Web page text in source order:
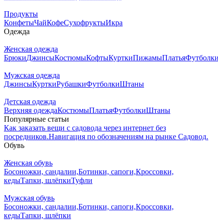
Продукты
КонфетыЧайКофеСухофруктыИкра
Одежда
Женская одежда
БрюкиДжинсыКостюмыКофтыКурткиПижамыПлатья
Мужская одежда
ДжинсыКурткиРубашкиФутболкиШтаны
Детская одежда
Верхняя одеждаКостюмыПлатьяФутболкиШтаны
Популярные статьи
Как заказать вещи с садовода через интернет без
посредников.Навигация по обозначениям на рынке Садовод.
Обувь
Женская обувь
Босоножки, сандалии,Ботинки, сапоги,Кроссовки,
кедыТапки, шлёпкиТуфли
Мужская обувь
Босоножки, сандалии,Ботинки, сапоги,Кроссовки,
кедыТапки, шлёпки